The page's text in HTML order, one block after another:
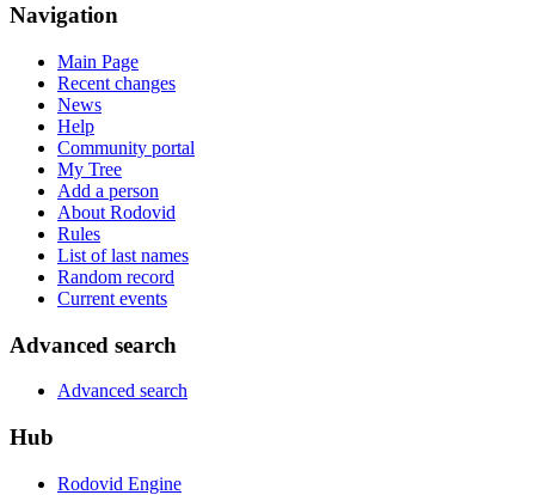
Navigation
Main Page
Recent changes
News
Help
Community portal
My Tree
Add a person
About Rodovid
Rules
List of last names
Random record
Current events
Advanced search
Advanced search
Hub
Rodovid Engine